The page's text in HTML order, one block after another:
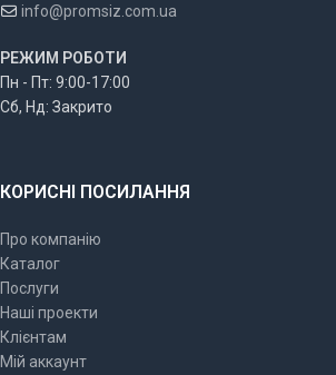
info@promsiz.com.ua
РЕЖИМ РОБОТИ
Пн - Пт: 9:00-17:00
Сб, Нд: Закрито
КОРИСНІ ПОСИЛАННЯ
Про компанію
Каталог
Послуги
Наші проекти
Клієнтам
Мій аккаунт